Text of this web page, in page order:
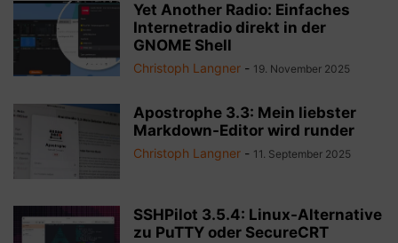
Yet Another Radio: Einfaches
Internetradio direkt in der
GNOME Shell
Christoph Langner - 19. November 2025
Apostrophe 3.3: Mein liebster
Markdown-Editor wird runder
Christoph Langner - 11. September 2025
SSHPilot 3.5.4: Linux-Alternative
zu PuTTY oder SecureCRT